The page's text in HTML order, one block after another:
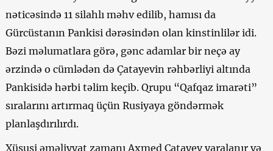
nəticəsində 11 silahlı məhv edilib, hamısı da
Gürcüstanın Pankisi dərəsindən olan kinstinlilər idi.
Bəzi məlumatlara görə, gənc adamlar bir neçə ay
ərzində o cümlədən də Çatayevin rəhbərliyi altında
Pankisidə hərbi təlim keçib. Qrupu “Qafqaz imarəti”
sıralarını artırmaq üçün Rusiyaya göndərmək
planlaşdırılırdı.
Xüsusi əməliyyat zamanı Axmed Çatayev yaralanır və